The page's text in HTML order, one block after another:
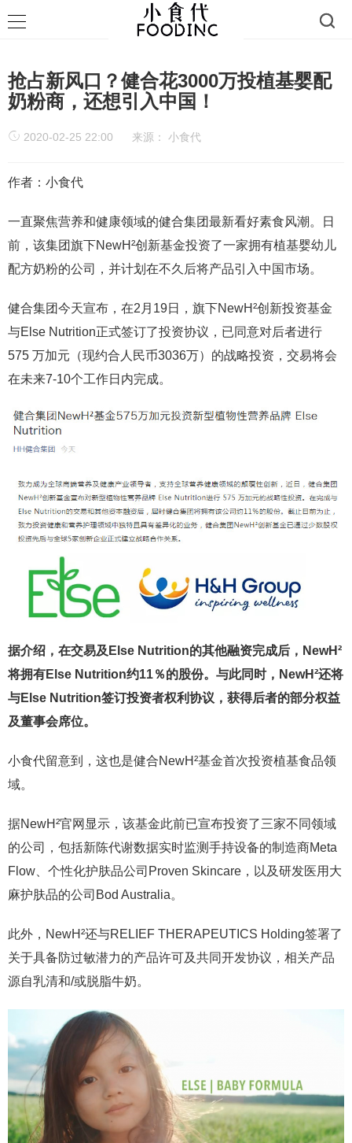
抢占新风口？健合花3000万投植基婴配
奶粉商，还想引入中国！
2020-02-25 22:00 来源： 小食代
作者：小食代
一直聚焦营养和健康领域的健合集团最新看好素食风潮。日
前，该集团旗下NewH²创新基金投资了一家拥有植基婴幼儿
配方奶粉的公司，并计划在不久后将产品引入中国市场。
健合集团今天宣布，在2月19日，旗下NewH²创新投资基金
与Else Nutrition正式签订了投资协议，已同意对后者进行
575 万加元（现约合人民币3036万）的战略投资，交易将会
在未来7-10个工作日内完成。
据介绍，在交易及Else Nutrition的其他融资完成后，NewH²
将拥有Else Nutrition约11％的股份。 与此同时，NewH²还将
与Else Nutrition签订投资者权利协议，获得后者的部分权益
及董事会席位。
小食代留意到，这也是健合NewH²基金首次投资植基食品领
域。
据NewH²官网显示，该基金此前已宣布投资了三家不同领域
的公司，包括新陈代谢数据实时监测手持设备的制造商Meta
Flow、个性化护肤品公司Proven Skincare，以及研发医用大
麻护肤品的公司Bod Australia。
此外，NewH²还与RELIEF THERAPEUTICS Holding签署了
关于具备防过敏潜力的产品许可及共同开发协议，相关产品
源自乳清和/或脱脂牛奶。